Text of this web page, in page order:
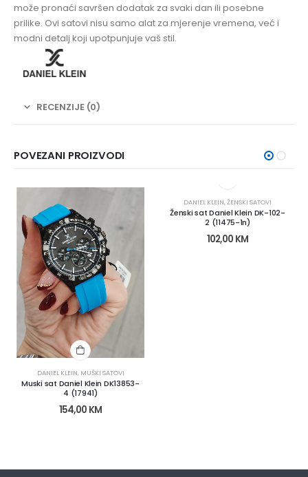
može pronaći savršen dodatak za svaki dan ili posebne
prilike. Ovi satovi nisu samo alat za mjerenje vremena, već i
modni detalj koji upotpunjuje vaš stil.
RECENZIJE (0)
POVEZANI PROIZVODI
DANIEL KLEIN, MUŠKI SATOVI
Muski sat Daniel Klein DK13853-
4 (17941)
154,00 KM
DANIEL KLEIN,ŽENSKI SATOVI
Ženski sat Daniel Klein DK-102-
2 (11475-1n)
102,00 KM